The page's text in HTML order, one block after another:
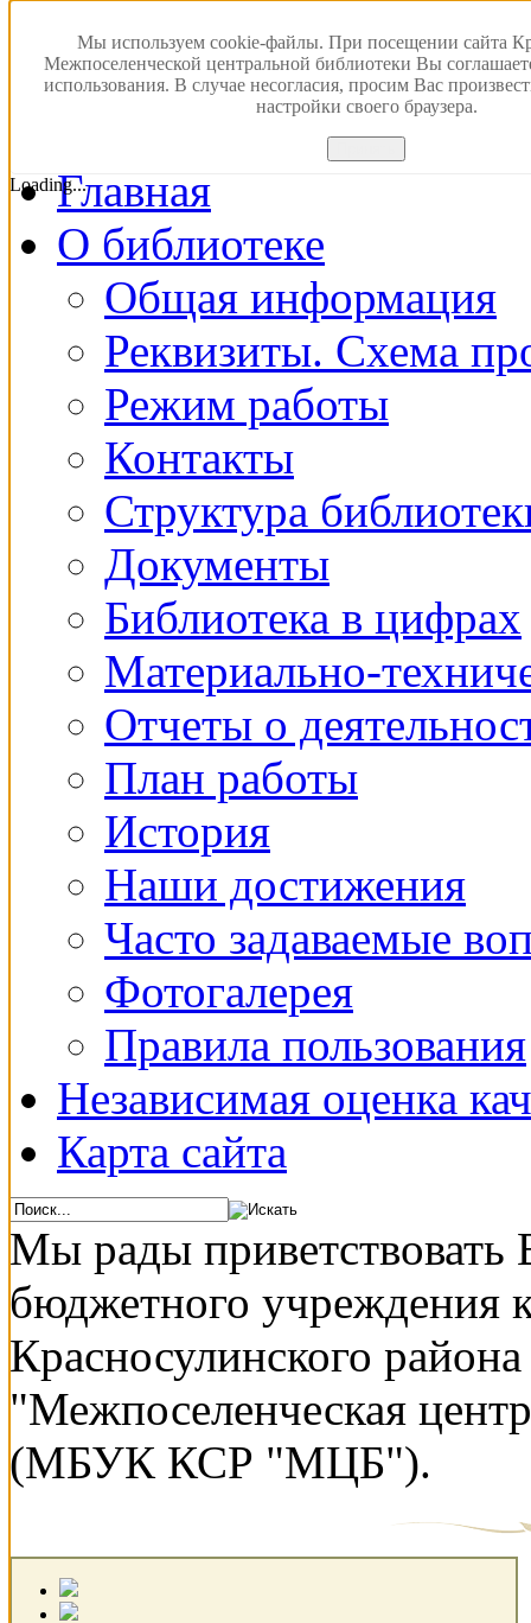
Мы используем cookie-файлы. При посещении сайта
Межпоселенческой центральной библиотеки Вы
использования. В случае несогласия, просим Вас
настройки своего браузера.
Loading...
Версия для
ПОИСК В
Главная
О библиотеке
Общая информация
Реквизиты. Схема
Режим работы
Контакты
Структура
Документы
Библиотека в цифрах
Материально-
Отчеты о
План работы
История
Наши достижения
Часто задаваемые
Фотогалерея
Правила пользования
Независимая оценка
Карта сайта
Мы рады приветствовать
бюджетного учреждения
Красносулинского района
"Межпоселенческая
(МБУК КСР "МЦБ").